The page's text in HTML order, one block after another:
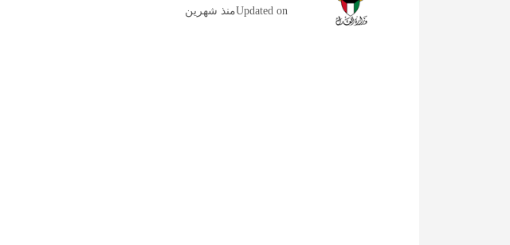
Updated onمنذ شهرين